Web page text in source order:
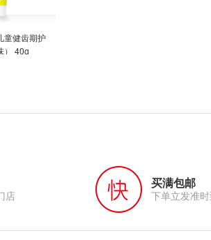
童健齿期护
） 40g
店
买满包邮
下单立发准